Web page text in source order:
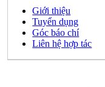
Giới thiệu
Tuyển dụng
Góc báo chí
Liên hệ hợp tác